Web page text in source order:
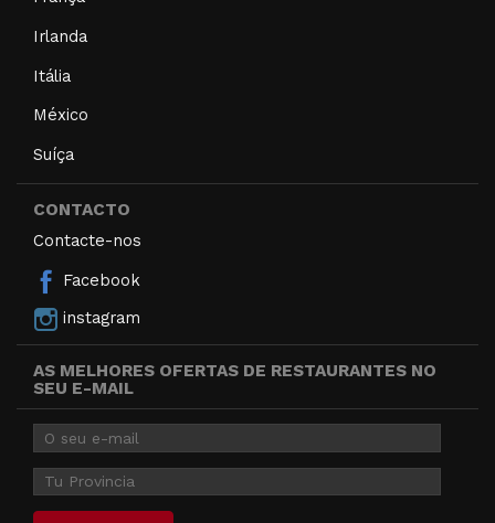
Irlanda
Itália
México
Suíça
CONTACTO
Contacte-nos
Facebook
instagram
AS MELHORES OFERTAS DE RESTAURANTES NO
SEU E-MAIL